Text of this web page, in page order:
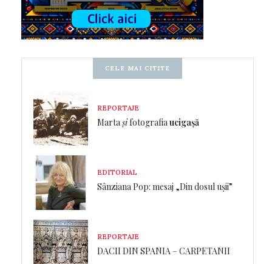
CELE MAI CITITE
REPORTAJE
Martașifotografiaucigașă
EDITORIAL
Sânziana Pop: mesaj „Din dosul ușii”
REPORTAJE
DACII DIN SPANIA – CARPETANII